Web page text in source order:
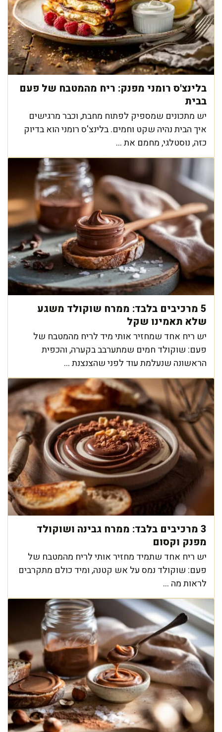
בלינצ'ס רומני מפנק: ריח מהמטבח של פעם
בבית
יש מתכונים שמספיק לפתוח מחבת, וכבר מרגישים
איך הבית נהיה שקט וחמים. בלינצ'ס רומני הוא בדיוק
כזה, נוסטלגי, מחמם את ...
5 מרכיבים בלבד: ממרח שוקולד משגע
שלא תאמינו שקל
יש ריח אחד שמחזיר אותי מיד לריח מהמטבח של
פעם: שוקולד חמים שמתערבב בקערה, והכפית
הראשונה שנעלמת עוד לפני שהצנצנת ...
3 מרכיבים בלבד: ממרח גבינה ושוקולד
מפנק וקסום
יש ריח אחד שתמיד מחזיר אותי לריח מהמטבח של
פעם: שוקולד נמס על אש קטנה, ומיד כולם מתקרבים
לראות מה ...